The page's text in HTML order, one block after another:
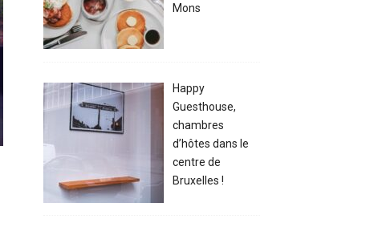
Mons
Happy
Guesthouse,
chambres
d’hôtes dans le
centre de
Bruxelles !